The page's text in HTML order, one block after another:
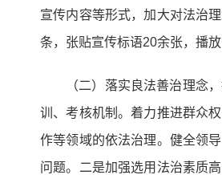
宣传内容等形式，加大对法治
条，张贴宣传标语20余张，播
（二）落实良法善治理念
训、考核机制。着力推进群众
作等领域的依法治理。健全领
问题。二是加强选用法治素质